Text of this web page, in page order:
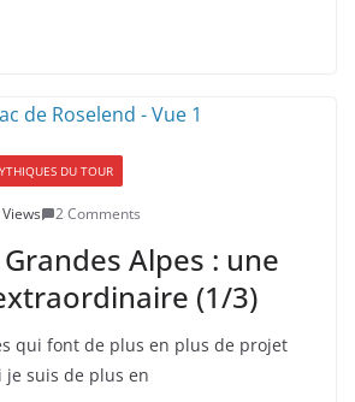
DU TOUR
2 Comments
Alpes : une
(1/3)
qui font de plus en plus de projet
je suis de plus en